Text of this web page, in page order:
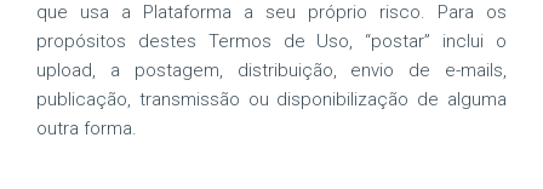
que usa a Plataforma a seu próprio risco. Para os
propósitos destes Termos de Uso, “postar” inclui o
upload, a postagem, distribuição, envio de e-mails,
publicação, transmissão ou disponibilização de alguma
outra forma.